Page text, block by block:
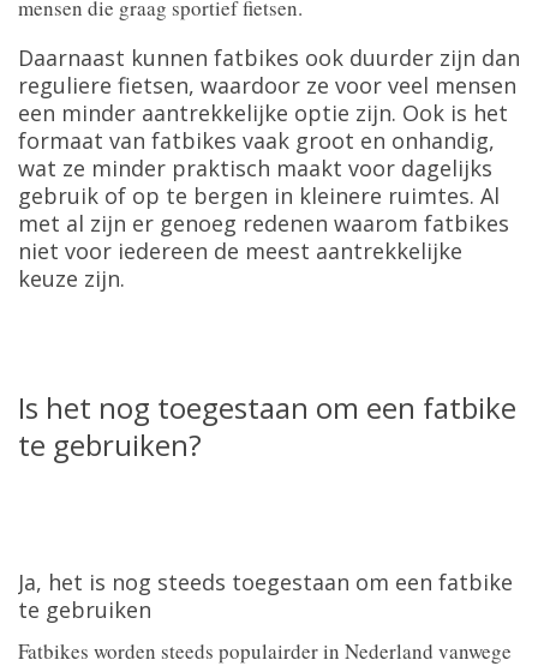
mensen die graag sportief fietsen.
Daarnaast kunnen fatbikes ook duurder zijn dan
reguliere fietsen, waardoor ze voor veel mensen
een minder aantrekkelijke optie zijn. Ook is het
formaat van fatbikes vaak groot en onhandig,
wat ze minder praktisch maakt voor dagelijks
gebruik of op te bergen in kleinere ruimtes. Al
met al zijn er genoeg redenen waarom fatbikes
niet voor iedereen de meest aantrekkelijke
keuze zijn.
Is het nog toegestaan om een fatbike
te gebruiken?
Ja, het is nog steeds toegestaan om een fatbike
te gebruiken
Fatbikes worden steeds populairder in Nederland vanwege